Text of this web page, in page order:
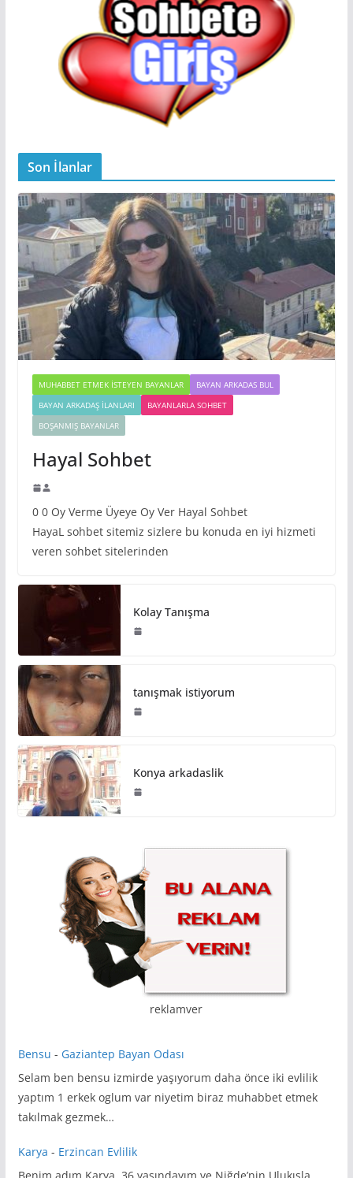
Son İlanlar
MUHABBET ETMEK İSTEYEN BAYANLAR
BAYAN ARKADAS BUL
BAYAN ARKADAŞ İLANLARI
BAYANLARLA SOHBET
BOŞANMIŞ BAYANLAR
Hayal Sohbet
0 0 Oy Verme Üyeye Oy Ver Hayal Sohbet
HayaL sohbet sitemiz sizlere bu konuda en iyi hizmeti
veren sohbet sitelerinden
Kolay Tanışma
tanışmak istiyorum
Konya arkadaslik
reklamver
Bensu - Gaziantep Bayan Odası
Selam ben bensu izmirde yaşıyorum daha önce iki evlilik
yaptım 1 erkek oglum var niyetim biraz muhabbet etmek
takılmak gezmek…
Karya - Erzincan Evlilik